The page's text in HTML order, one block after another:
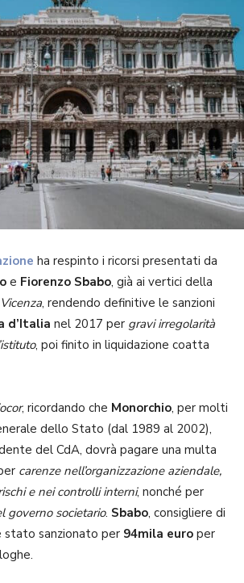
ha respinto i ricorsi presentati da
e Fiorenzo Sbabo, già ai vertici della
, rendendo definitive le sanzioni
d’Italia nel 2017 per gravi irregolarità
, poi finito in liquidazione coatta
, ricordando che Monorchio, per molti
dello Stato (dal 1989 al 2002),
del CdA, dovrà pagare una multa
carenze nell’organizzazione aziendale,
e nei controlli interni, nonché per
governo societario. Sbabo, consigliere di
stato sanzionato per 94mila euro per